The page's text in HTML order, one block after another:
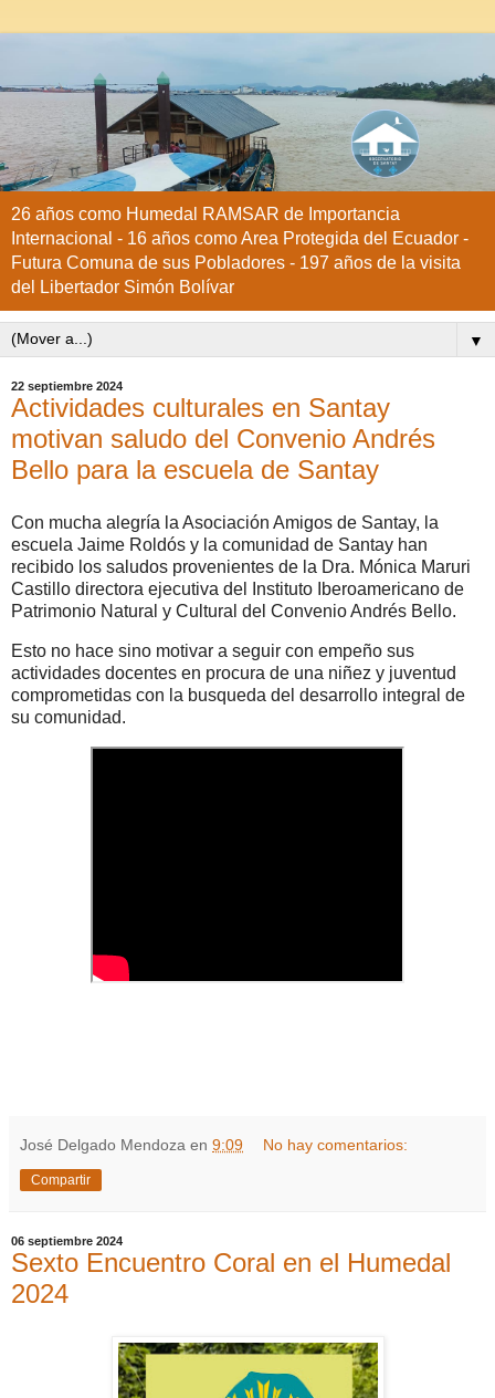
26 años como Humedal RAMSAR de Importancia
Internacional - 16 años como Area Protegida del Ecuador -
Futura Comuna de sus Pobladores - 197 años de la visita
del Libertador Simón Bolívar
▼
22 septiembre 2024
Actividades culturales en Santay
motivan saludo del Convenio Andrés
Bello para la escuela de Santay
Con mucha alegría la Asociación Amigos de Santay, la
escuela Jaime Roldós y la comunidad de Santay han
recibido los saludos provenientes de la Dra. Mónica Maruri
Castillo directora ejecutiva del Instituto Iberoamericano de
Patrimonio Natural y Cultural del Convenio Andrés Bello.
Esto no hace sino motivar a seguir con empeño sus
actividades docentes en procura de una niñez y juventud
comprometidas con la busqueda del desarrollo integral de
su comunidad.
José Delgado Mendoza en 9:09 No hay comentarios:
Compartir
06 septiembre 2024
Sexto Encuentro Coral en el Humedal
2024